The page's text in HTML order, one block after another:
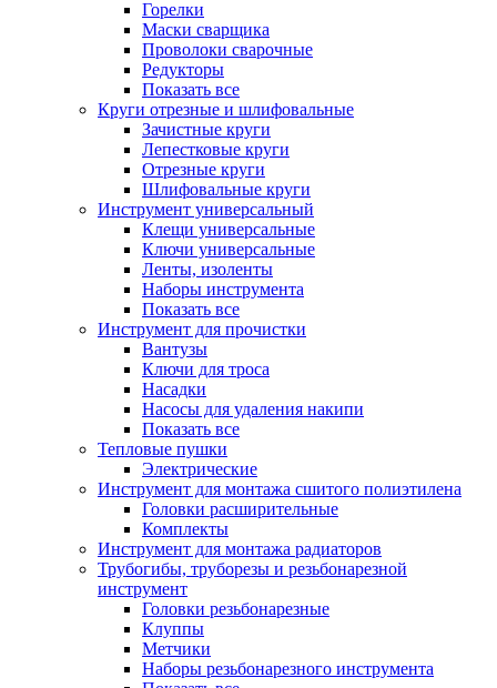
Горелки
Маски сварщика
Проволоки сварочные
Редукторы
Показать все
Круги отрезные и шлифовальные
Зачистные круги
Лепестковые круги
Отрезные круги
Шлифовальные круги
Инструмент универсальный
Клещи универсальные
Ключи универсальные
Ленты, изоленты
Наборы инструмента
Показать все
Инструмент для прочистки
Вантузы
Ключи для троса
Насадки
Насосы для удаления накипи
Показать все
Тепловые пушки
Электрические
Инструмент для монтажа сшитого полиэтилена
Головки расширительные
Комплекты
Инструмент для монтажа радиаторов
Трубогибы, труборезы и резьбонарезной
инструмент
Головки резьбонарезные
Клуппы
Метчики
Наборы резьбонарезного инструмента